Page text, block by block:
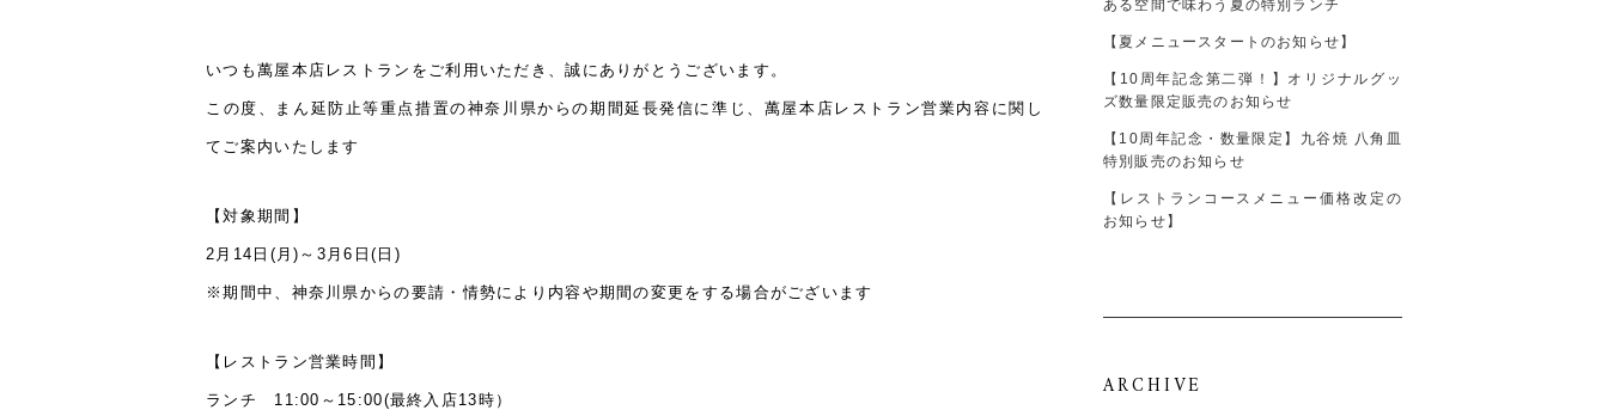
いつも萬屋本店レストランをご利用いただき、誠にありがとうございます。
この度、まん延防止等重点措置の神奈川県からの期間延長発信に準じ、萬屋本店レストラン営業内容に関し
てご案内いたします
【対象期間】
2月14日(月)～3月6日(日)
※期間中、神奈川県からの要請・情勢により内容や期間の変更をする場合がございます
【レストラン営業時間】
ランチ 11:00～15:00(最終入店13時）
ある空間で味わう夏の特別ランチ
【夏メニュースタートのお知らせ】
【10周年記念第二弾！】オリジナルグッ
ズ数量限定販売のお知らせ
【10周年記念・数量限定】九谷焼 八角皿
特別販売のお知らせ
【レストランコースメニュー価格改定の
お知らせ】
ARCHIVE